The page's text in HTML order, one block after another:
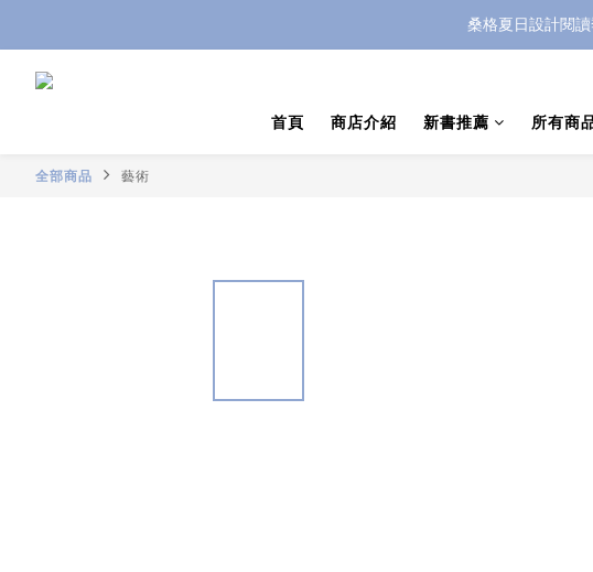
桑格夏日設計閱
首頁 商店介紹 新書推薦 所有商
全部商品 藝術